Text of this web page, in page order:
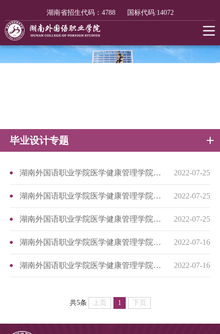
湖南省招生代码： 4788 国标代码:14072
毕业设计专题
湖南外国语职业学院医学健康管理学院毕业设计标准 2022-07-25
湖南外国语职业学院医学健康管理学院毕业设计成绩 2022-07-25
湖南外国语职业学院医学健康管理学院毕业设计指导过程记录 2022-07-25
湖南外国语职业学院医学健康管理学院2022届毕业生答辩方案 2022-07-16
湖南外国语职业学院医学健康管理学院2022届毕业生毕业设计实施方案 2022-07-16
共5条 上页 1 下页